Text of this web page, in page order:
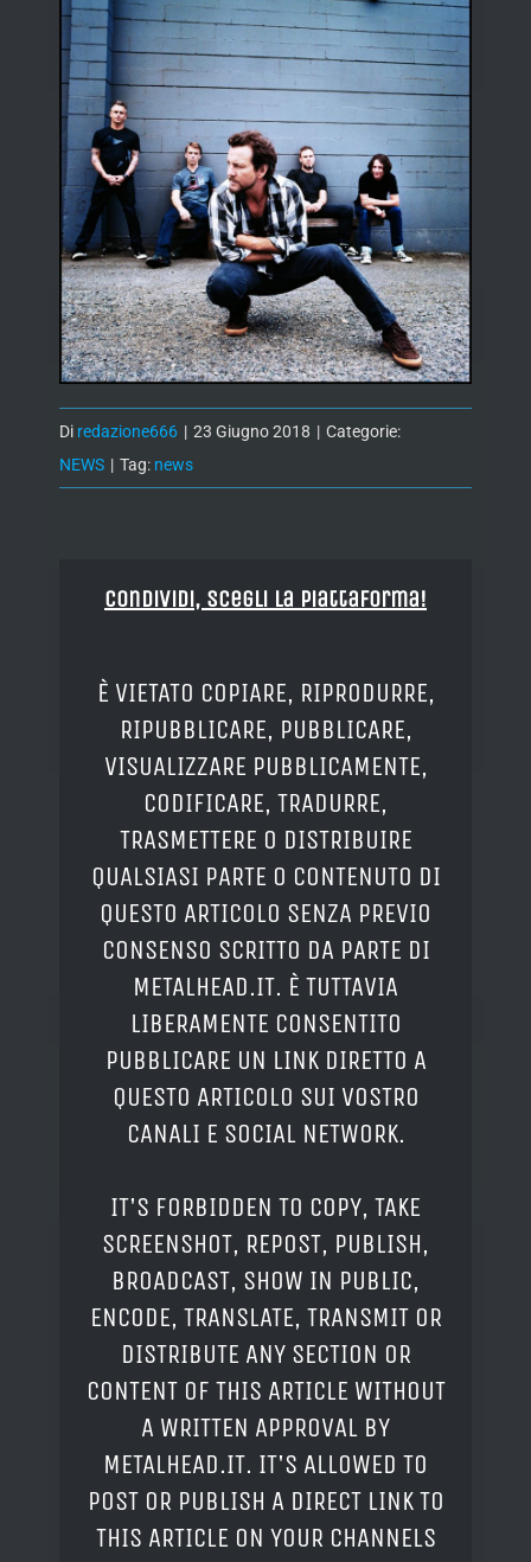
Di redazione666 | 23 Giugno 2018 | Categorie:
NEWS | Tag: news
Condividi, Scegli la piattaforma!
È VIETATO COPIARE, RIPRODURRE,
RIPUBBLICARE, PUBBLICARE,
VISUALIZZARE PUBBLICAMENTE,
CODIFICARE, TRADURRE,
TRASMETTERE O DISTRIBUIRE
QUALSIASI PARTE O CONTENUTO DI
QUESTO ARTICOLO SENZA PREVIO
CONSENSO SCRITTO DA PARTE DI
METALHEAD.IT. È TUTTAVIA
LIBERAMENTE CONSENTITO
PUBBLICARE UN LINK DIRETTO A
QUESTO ARTICOLO SUI VOSTRO
CANALI E SOCIAL NETWORK.
IT'S FORBIDDEN TO COPY, TAKE
SCREENSHOT, REPOST, PUBLISH,
BROADCAST, SHOW IN PUBLIC,
ENCODE, TRANSLATE, TRANSMIT OR
DISTRIBUTE ANY SECTION OR
CONTENT OF THIS ARTICLE WITHOUT
A WRITTEN APPROVAL BY
METALHEAD.IT. IT'S ALLOWED TO
POST OR PUBLISH A DIRECT LINK TO
THIS ARTICLE ON YOUR CHANNELS